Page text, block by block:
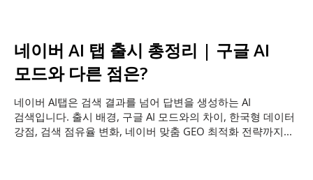
네이버 AI 탭 출시 총정리 | 구글 AI
모드와 다른 점은?
네이버 AI탭은 검색 결과를 넘어 답변을 생성하는 AI
검색입니다. 출시 배경, 구글 AI 모드와의 차이, 한국형 데이터
강점, 검색 점유율 변화, 네이버 맞춤 GEO 최적화 전략까지...